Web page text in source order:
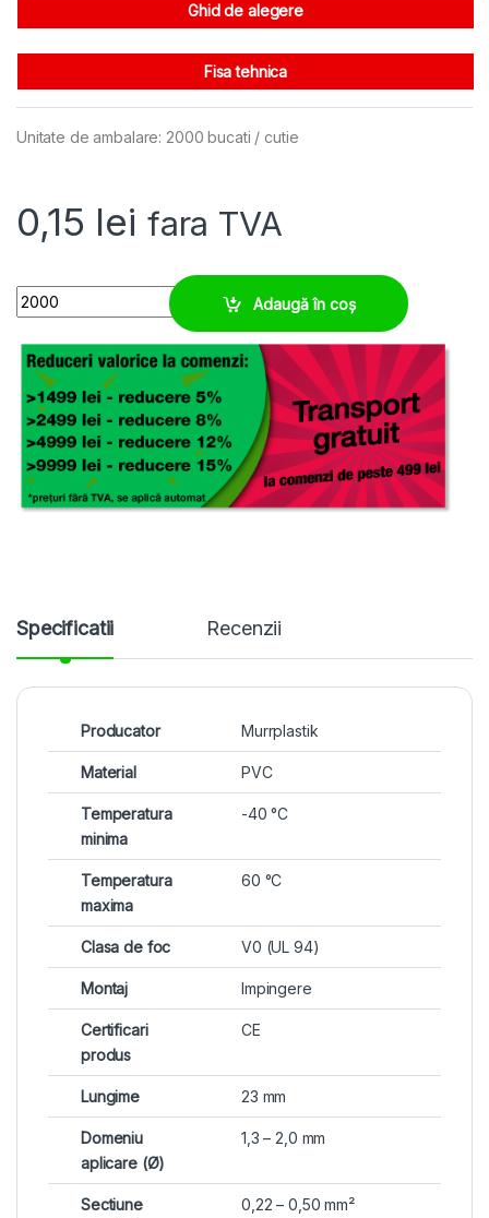
Ghid de alegere
Fisa tehnica
Unitate de ambalare: 2000 bucati / cutie
0,15 lei fara TVA
Tila transparenta 4 x 23, ⌀ aplicare 1,3 - 2 mm quantity
Adaugă în coș
Specificatii Recenzii
Producator Murrplastik
Material PVC
Temperatura
minima
-40 °C
Temperatura
maxima
60 °C
Clasa de foc V0 (UL 94)
Montaj Impingere
Certificari
produs
CE
Lungime 23 mm
Domeniu
aplicare (Ø)
1,3 – 2,0 mm
Sectiune
0,22 – 0,50 mm²